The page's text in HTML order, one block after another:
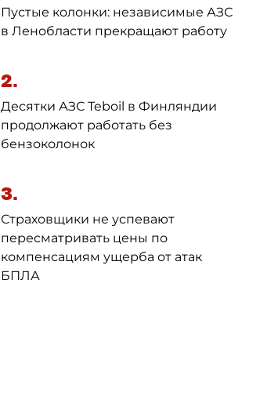
Пустые колонки: независимые АЗС
в Ленобласти прекращают работу
2.
Десятки АЗС Teboil в Финляндии
продолжают работать без
бензоколонок
3.
Страховщики не успевают
пересматривать цены по
компенсациям ущерба от атак
БПЛА